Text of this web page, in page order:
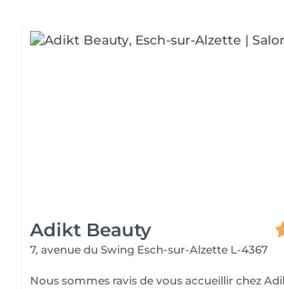
Adikt Beauty
7, avenue du Swing Esch-sur-Alzette L-4367
Nous sommes ravis de vous accueillir chez